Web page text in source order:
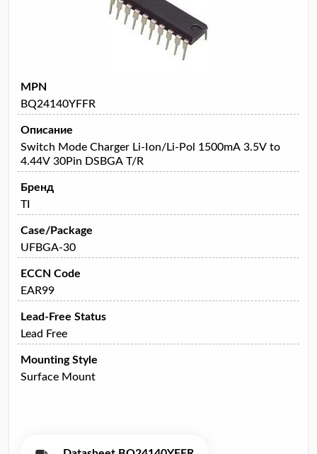
MPN
BQ24140YFFR
Описание
Switch Mode Charger Li-Ion/Li-Pol 1500mA 3.5V to
4.44V 30Pin DSBGA T/R
Бренд
TI
Case/Package
UFBGA-30
ECCN Code
EAR99
Lead-Free Status
Lead Free
Mounting Style
Surface Mount